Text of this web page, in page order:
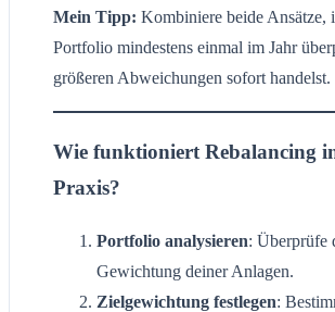
Mein Tipp: Kombiniere beide Ansätze,
Portfolio mindestens einmal im Jahr
größeren Abweichungen sofort handelst.
Wie funktioniert Rebalancing
Praxis?
Portfolio analysieren: Überprüfe
Gewichtung deiner Anlagen.
Zielgewichtung festlegen: